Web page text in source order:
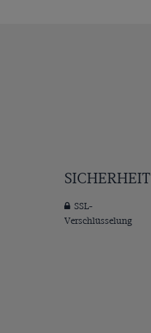
SICHERHEIT
SSL-
Verschlüsselung